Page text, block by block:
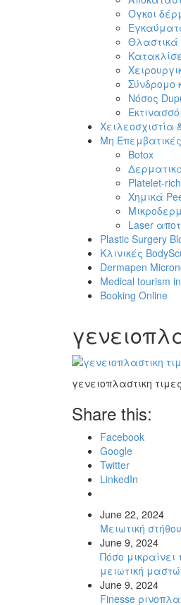
Όγκοι
Θλαστικά
Σύνδρομο
Νόσος
Χειλεοσχιστία
Μη
Botox
Platelet-
Χημικά
Laser
Plastic Surgery
Κλινικές
Dermapen
Medical tourism
Booking Online
γενειοπλαστικη τιμες
Share this:
Facebook
Google
Twitter
LinkedIn
June 22, 2024
Μειωτική
June 9, 2024
Πόσο μικραίνει
μειωτική
June 9, 2024
Finesse